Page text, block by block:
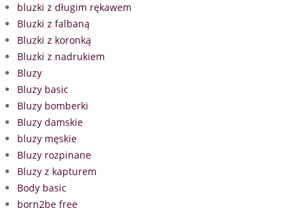
bluzki z długim rękawem
Bluzki z falbaną
Bluzki z koronką
Bluzki z nadrukiem
Bluzy
Bluzy basic
Bluzy bomberki
Bluzy damskie
bluzy męskie
Bluzy rozpinane
Bluzy z kapturem
Body basic
born2be free